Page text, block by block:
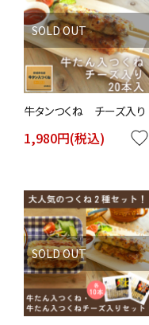
SOLD OUT
牛タンつくね チーズ入り
1,980円(税込) favorite
SOLD OUT